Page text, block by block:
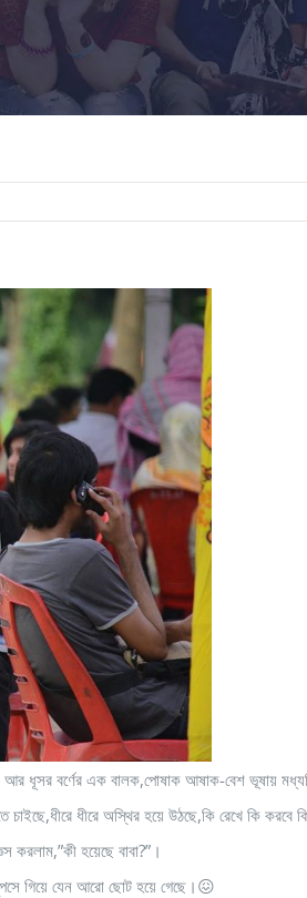
আর ধূসর বর্ণের এক বালক,পোষাক আষাক-বেশ ভূষায়
ধীরে অস্থির হয়ে উঠছে,কি রেখে কি
করলাম,”কী হয়েছে বাবা?”।
গিয়ে যেন আরো ছোট হয়ে গেছে।😖